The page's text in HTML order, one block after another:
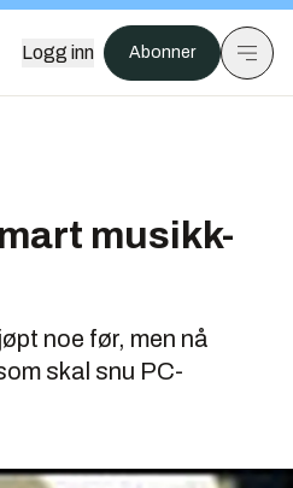
Logg inn Abonner
musikk-
noe før, men nå
skal snu PC-